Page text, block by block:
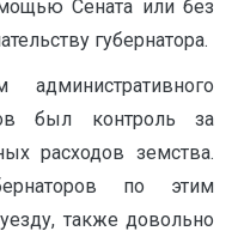
Сената или без
губернатора.
был контроль за
расходов земства.
по этим
также довольно